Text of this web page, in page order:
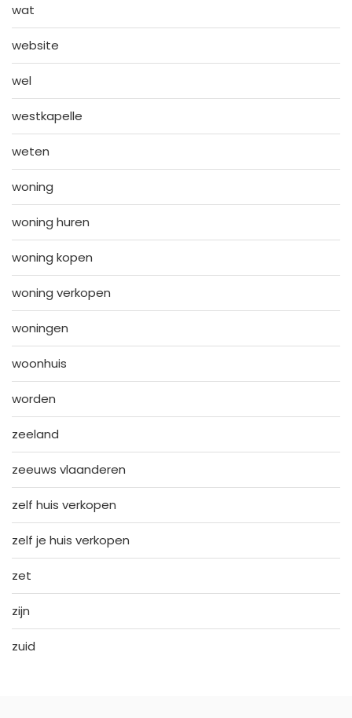
wat
website
wel
westkapelle
weten
woning
woning huren
woning kopen
woning verkopen
woningen
woonhuis
worden
zeeland
zeeuws vlaanderen
zelf huis verkopen
zelf je huis verkopen
zet
zijn
zuid